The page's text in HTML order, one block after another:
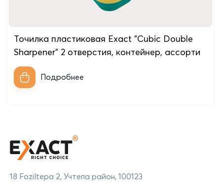
Точилка пластиковая Exact "Cubic Double
Sharpener" 2 отверстия, контейнер, ассорти
Подробнее
18 Foziltepa 2, Учтепа район, 100123